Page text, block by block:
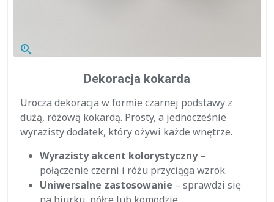
zoom_in
Dekoracja kokarda
Urocza dekoracja w formie czarnej podstawy z
dużą, różową kokardą. Prosty, a jednocześnie
wyrazisty dodatek, który ożywi każde wnętrze.
Wyrazisty akcent kolorystyczny–
połączenie czerni i różu przyciąga wzrok.
Uniwersalne zastosowanie – sprawdzi się